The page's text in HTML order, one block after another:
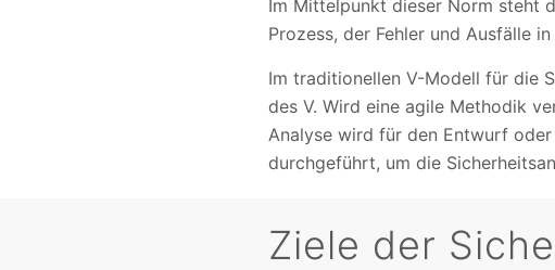
Im Mittelpunkt dieser Norm steht
Prozess, der Fehler und Ausfälle
Im traditionellen V-Modell für die
des V. Wird eine agile Methodik
Analyse wird für den Entwurf
durchgeführt, um die
Ziele der